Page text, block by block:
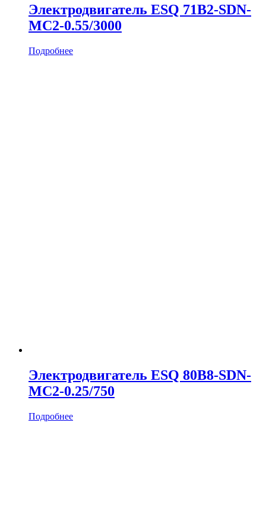
Электродвигатель ESQ 71B2-SDN-
MC2-0.55/3000
Подробнее
Электродвигатель ESQ 80B8-SDN-
MC2-0.25/750
Подробнее